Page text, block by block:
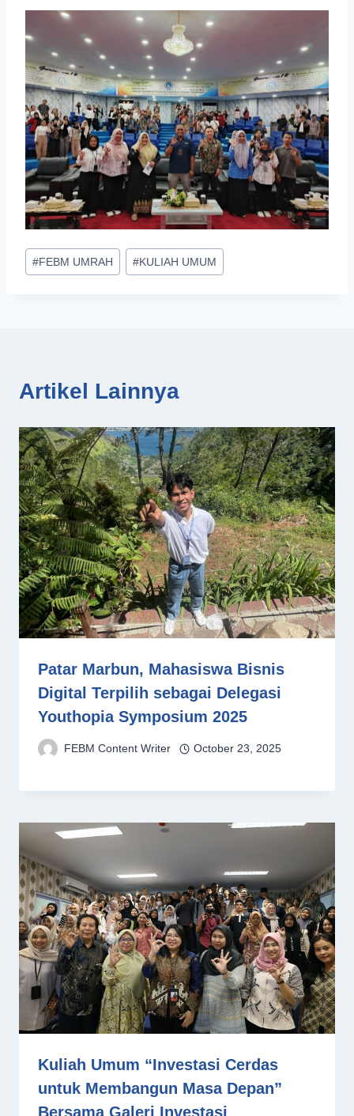
Post
Tags:
#FEBM UMRAH #KULIAH UMUM
Artikel Lainnya
Patar Marbun, Mahasiswa Bisnis
Digital Terpilih sebagai Delegasi
Youthopia Symposium 2025
FEBM Content Writer October 23, 2025
Kuliah Umum “Investasi Cerdas
untuk Membangun Masa Depan”
Bersama Galeri Investasi